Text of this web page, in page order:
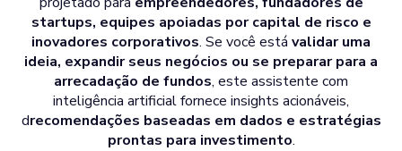
startups, equipes apoiadas por capital de risco e
inovadores corporativos. Se você está validar uma
ideia, expandir seus negócios ou se preparar para a
arrecadação de fundos, este assistente com
inteligência artificial fornece insights acionáveis,
drecomendações baseadas em dados e estratégias
prontas para investimento.